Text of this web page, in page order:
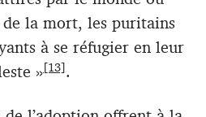
la mort, les puritains
à se réfugier en leur
»[13].